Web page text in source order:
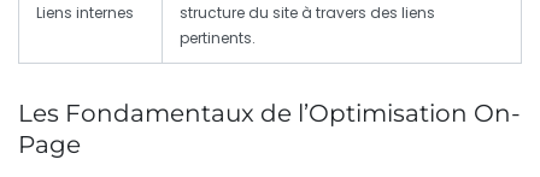
Liens internes
structure du site à travers des liens
pertinents.
Les Fondamentaux de l’Optimisation On-
Page